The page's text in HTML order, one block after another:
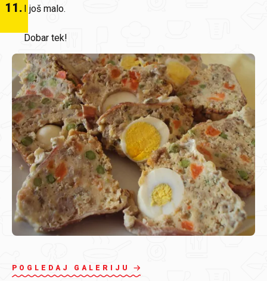
11. I još malo.
Dobar tek!
POGLEDAJ GALERIJU